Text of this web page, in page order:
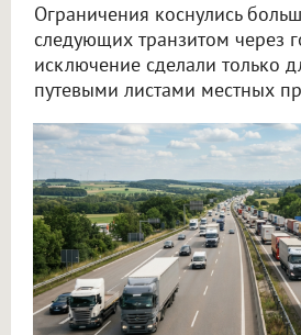
Ограничения коснулись
следующих транзитом через
исключение сделали только
путевыми листами местных